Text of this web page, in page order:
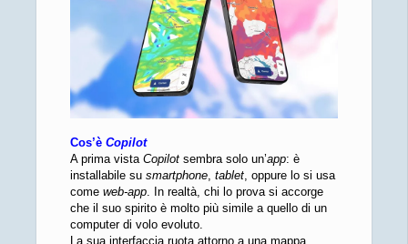
Cos’è Copilot
A prima vista Copilotsembra solo un’app: è
installabile su smartphone, tablet, oppure lo si usa
come web-app. In realtà, chi lo prova si accorge
che il suo spirito è molto più simile a quello di un
computer di volo evoluto.
La sua interfaccia ruota attorno a una mappa